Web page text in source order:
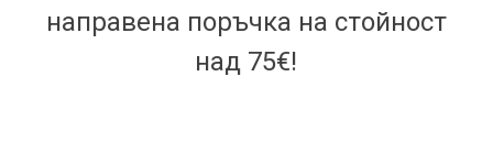
направена поръчка на стойност
над 75€!